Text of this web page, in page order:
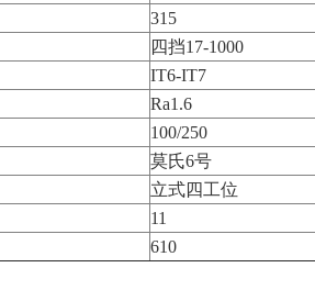
315
四挡17-1000
IT6-IT7
Ra1.6
100/250
莫氏6号
立式四工位
11
610